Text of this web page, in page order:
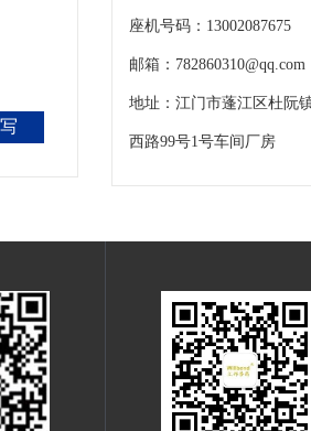
座机号码：13002087675
邮箱：782860310@qq.com
地址：江门市蓬江区杜阮
西路99号1号车间厂房